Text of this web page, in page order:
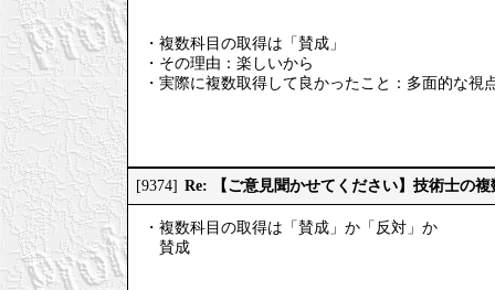
・複数科目の取得は「賛成」
・その理由：楽しいから
・実際に複数取得して良かったこと：多面的な視
[9374] Re: 【ご意見聞かせてください】技術士の
・複数科目の取得は「賛成」か「反対」か
賛成